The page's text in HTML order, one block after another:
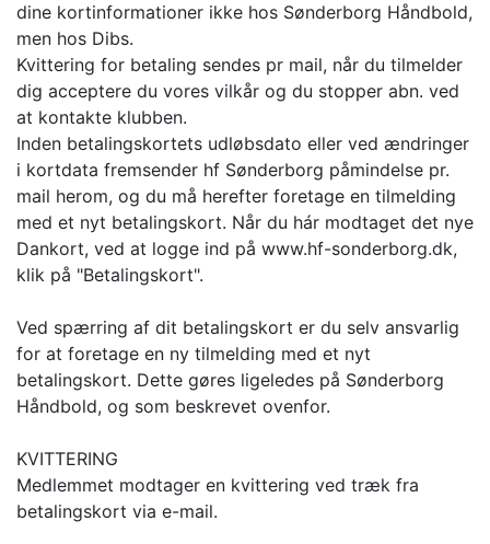
dine kortinformationer ikke hos Sønderborg Håndbold,
men hos Dibs.
Kvittering for betaling sendes pr mail, når du tilmelder
dig acceptere du vores vilkår og du stopper abn. ved
at kontakte klubben.
Inden betalingskortets udløbsdato eller ved ændringer
i kortdata fremsender hf Sønderborg påmindelse pr.
mail herom, og du må herefter foretage en tilmelding
med et nyt betalingskort. Når du hár modtaget det nye
Dankort, ved at logge ind på www.hf-sonderborg.dk,
klik på "Betalingskort".
Ved spærring af dit betalingskort er du selv ansvarlig
for at foretage en ny tilmelding med et nyt
betalingskort. Dette gøres ligeledes på Sønderborg
Håndbold, og som beskrevet ovenfor.
KVITTERING
Medlemmet modtager en kvittering ved træk fra
betalingskort via e-mail.